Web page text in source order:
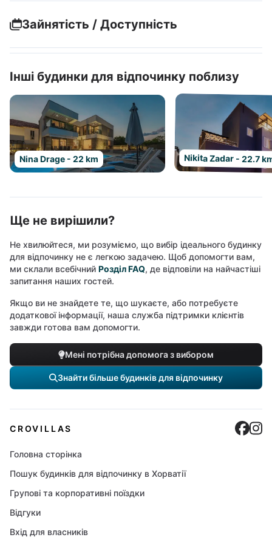
Зайнятість / Доступність
Інші будинки для відпочинку поблизу
Nina Drage - 22 km Nikita Zadar - 22.7
Ще не вирішили?
Не хвилюйтеся, ми розуміємо, що вибір ідеального будинку
для відпочинку не є легкою задачею. Щоб допомогти вам,
ми склали всебічний Розділ FAQ, де відповіли на найчастіші
запитання наших гостей.
Якщо ви не знайдете те, що шукаєте, або потребуєте
додаткової інформації, наша служба підтримки клієнтів
завжди готова вам допомогти.
Мені потрібна допомога з вибором
Знайти більше будинків для відпочинку
CROVILLAS
Головна сторінка
Пошук будинків для відпочинку в Хорватії
Групові та корпоративні поїздки
Відгуки
Вхід для власників